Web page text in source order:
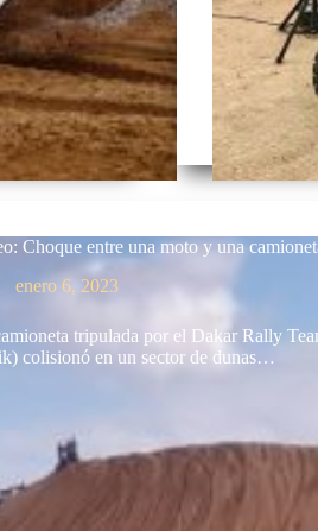
Choque entre una moto y una
enero 6, 2023
tripulada por el Dakar Rally
colisionó en un sector de dunas…